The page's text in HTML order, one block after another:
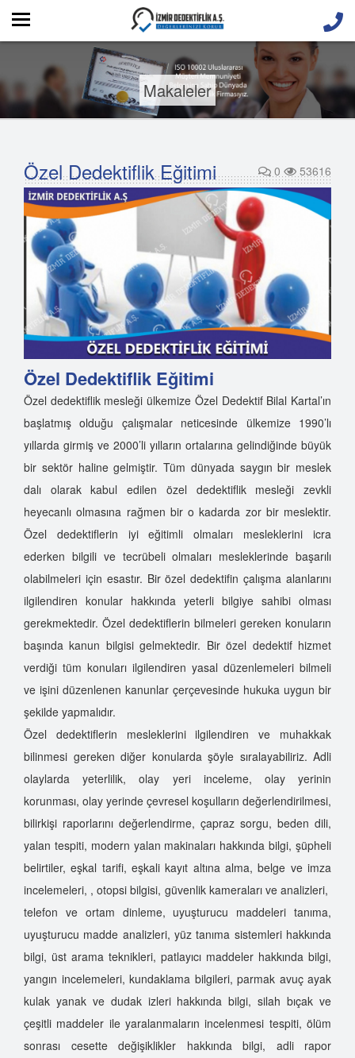
Makaleler
Özel Dedektiflik Eğitimi 0 53616
Özel Dedektiflik Eğitimi
Özel dedektiflik mesleği ülkemize Özel Dedektif Bilal Kartal’ın
başlatmış olduğu çalışmalar neticesinde ülkemize 1990’lı
yıllarda girmiş ve 2000’li yılların ortalarına gelindiğinde büyük
bir sektör haline gelmiştir. Tüm dünyada saygın bir meslek
dalı olarak kabul edilen özel dedektiflik mesleği zevkli
heyecanlı olmasına rağmen bir o kadarda zor bir meslektir.
Özel dedektiflerin iyi eğitimli olmaları mesleklerini icra
ederken bilgili ve tecrübeli olmaları mesleklerinde başarılı
olabilmeleri için esastır. Bir özel dedektifin çalışma alanlarını
ilgilendiren konular hakkında yeterli bilgiye sahibi olması
gerekmektedir. Özel dedektiflerin bilmeleri gereken konuların
başında kanun bilgisi gelmektedir. Bir özel dedektif hizmet
verdiği tüm konuları ilgilendiren yasal düzenlemeleri bilmeli
ve işini düzenlenen kanunlar çerçevesinde hukuka uygun bir
şekilde yapmalıdır.
Özel dedektiflerin mesleklerini ilgilendiren ve muhakkak
bilinmesi gereken diğer konularda şöyle sıralayabiliriz. Adli
olaylarda yeterlilik, olay yeri inceleme, olay yerinin
korunması, olay yerinde çevresel koşulların değerlendirilmesi,
bilirkişi raporlarını değerlendirme, çapraz sorgu, beden dili,
yalan tespiti, modern yalan makinaları hakkında bilgi, şüpheli
belirtiler, eşkal tarifi, eşkali kayıt altına alma, belge ve imza
incelemeleri, , otopsi bilgisi, güvenlik kameraları ve analizleri,
telefon ve ortam dinleme, uyuşturucu maddeleri tanıma,
uyuşturucu madde analizleri, yüz tanıma sistemleri hakkında
bilgi, üst arama teknikleri, patlayıcı maddeler hakkında bilgi,
yangın incelemeleri, kundaklama bilgileri, parmak avuç ayak
kulak yanak ve dudak izleri hakkında bilgi, silah bıçak ve
çeşitli maddeler ile yaralanmaların incelenmesi tespiti, ölüm
sonrası cesette değişiklikler hakkında bilgi, adli rapor